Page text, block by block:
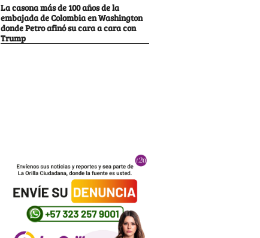
La casona más de 100 años de la
embajada de Colombia en Washington
donde Petro afinó su cara a cara con
Trump